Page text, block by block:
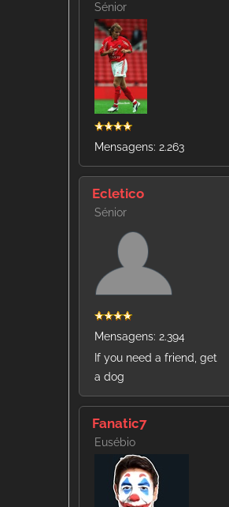
Sénior
Mensagens: 2.263
Ecletico
Sénior
Mensagens: 2.394
If you need a friend, get
a dog
Fanatic7
Eusébio